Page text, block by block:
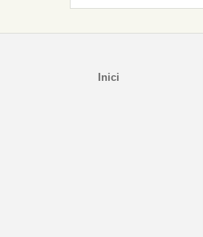
Inici